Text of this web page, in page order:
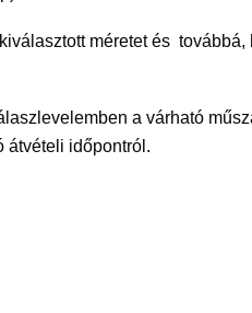
méretet és
a várható
átvételi időpontról.